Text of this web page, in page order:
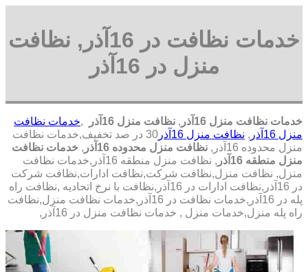
خدمات نظافت در 16آذر, نظافت
منزل در 16آذر
خدمات نظافت منزل 16آذر , نظافت منزل 16آذر ,خدمات نظافت
منزل 16آذر
, نظافت منزل 16آذر
30 در صد تخفیف,خدمات نظافت
منزل محدوده 16آذر,
نظافت منزل محدوده 16آذر , خدمات نظافت
منزل منطقه 16آذر
, نظافت منزل منطقه 16آذر,خدمات نظافت
منزل, نظافت منزل,نظافت شرکت,نظافت ادارات,نظافت شرکت
در 16آذر,نظافت ادارات در 16آذر,نظافت با نرخ اتحادیه ,نظافت راه
پله در 16آذر,خدمات نظافت در 16آذر,خدمات نظافت منزل,نظافت
راه پله منزل,خدمات منزل , خدمات نظافت منزل در 16آذر,